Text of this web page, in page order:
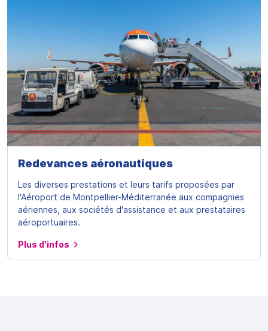
Redevances aéronautiques
Les diverses prestations et leurs tarifs proposées par
l'Aéroport de Montpellier-Méditerranée aux compagnies
aériennes, aux sociétés d'assistance et aux prestataires
aéroportuaires.
Plus d'infos